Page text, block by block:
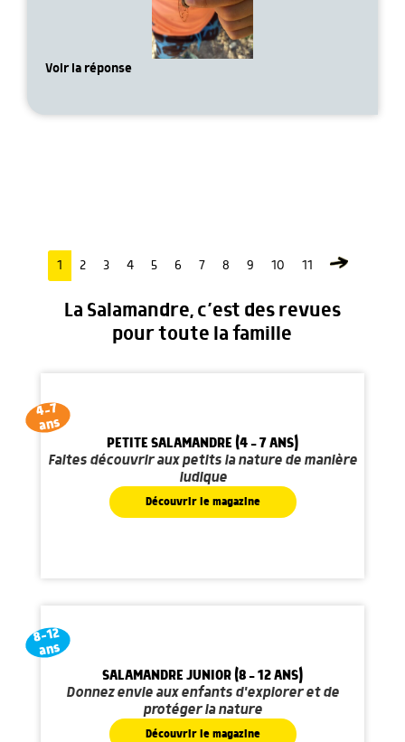
Voir la réponse
1 2 3 4 5 6 7 8 9 10 11
La Salamandre, c’est des revues
pour toute la famille
4-7
ans
PETITE SALAMANDRE (4 - 7 ANS)
Faites découvrir aux petits la nature de manière
ludique
Découvrir le magazine
8-12
ans
SALAMANDRE JUNIOR (8 - 12 ANS)
Donnez envie aux enfants d'explorer et de
protéger la nature
Découvrir le magazine